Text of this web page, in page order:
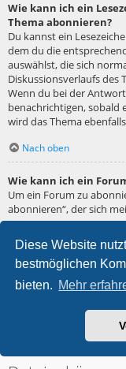
Diese Website
bestmöglichen
bieten. Mehr
Wie kann ich ein
Thema abonnieren?
Du kannst ein
dem du die
auswählst, die sich
Diskussionsverlaufs des
Wenn du bei der
benachrichtigen, sobald
wird das Thema
Nach oben
Wie kann ich ein
Um ein Forum zu
abonnieren“, der sich
Wie deaktiviere ich
Wenn du mehrere
verwalten“ machen.